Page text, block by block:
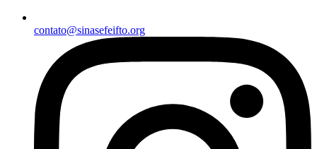
contato@sinasefeifto.org